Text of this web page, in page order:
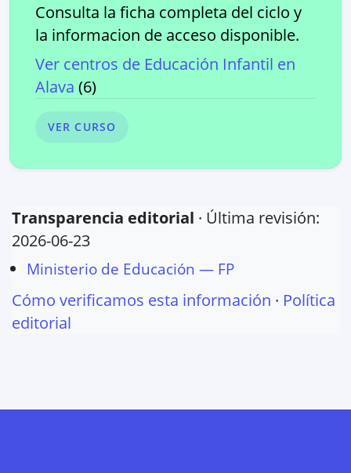
Consulta la ficha completa del ciclo y
la informacion de acceso disponible.
Ver centros de Educación Infantil en
Alava (6)
VER CURSO
Transparencia editorial · Última revisión:
2026-06-23
Ministerio de Educación — FP
Cómo verificamos esta información · Política
editorial